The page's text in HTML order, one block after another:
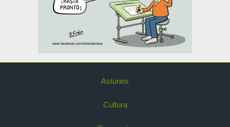
Asturies
Cultura